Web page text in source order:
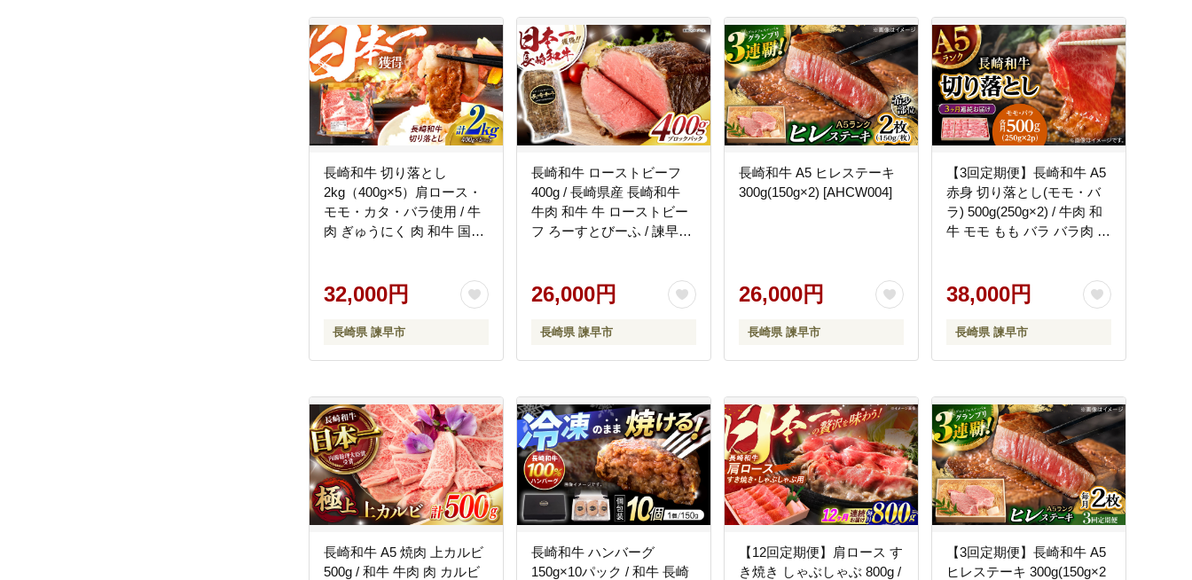
長崎和牛 切り落とし
2kg（400g×5）肩ロース・
モモ・カタ・バラ使用 / 牛
肉 ぎゅうにく 肉 和牛 国産
32,000円
長崎県 諫早市
長崎和牛 ローストビーフ
400g / 長崎県産 長崎和牛
牛肉 和牛 牛 ローストビー
フ ろーすとびーふ / 諫早市
26,000円
長崎県 諫早市
長崎和牛 A5 ヒレステーキ
300g(150g×2) [AHCW004]
26,000円
長崎県 諫早市
【3回定期便】長崎和牛 A5
赤身 切り落とし(モモ・バ
ラ) 500g(250g×2) / 牛肉 和
牛 モモ もも バラ バラ肉 す
[AHCW012]
38,000円
長崎県 諫早市
長崎和牛 A5 焼肉 上カルビ
500g / 和牛 牛肉 肉 カルビ
長崎和牛 ハンバーグ
150g×10パック / 和牛 長崎
【12回定期便】肩ロース す
き焼き しゃぶしゃぶ 800g /
【3回定期便】長崎和牛 A5
ヒレステーキ 300g(150g×2